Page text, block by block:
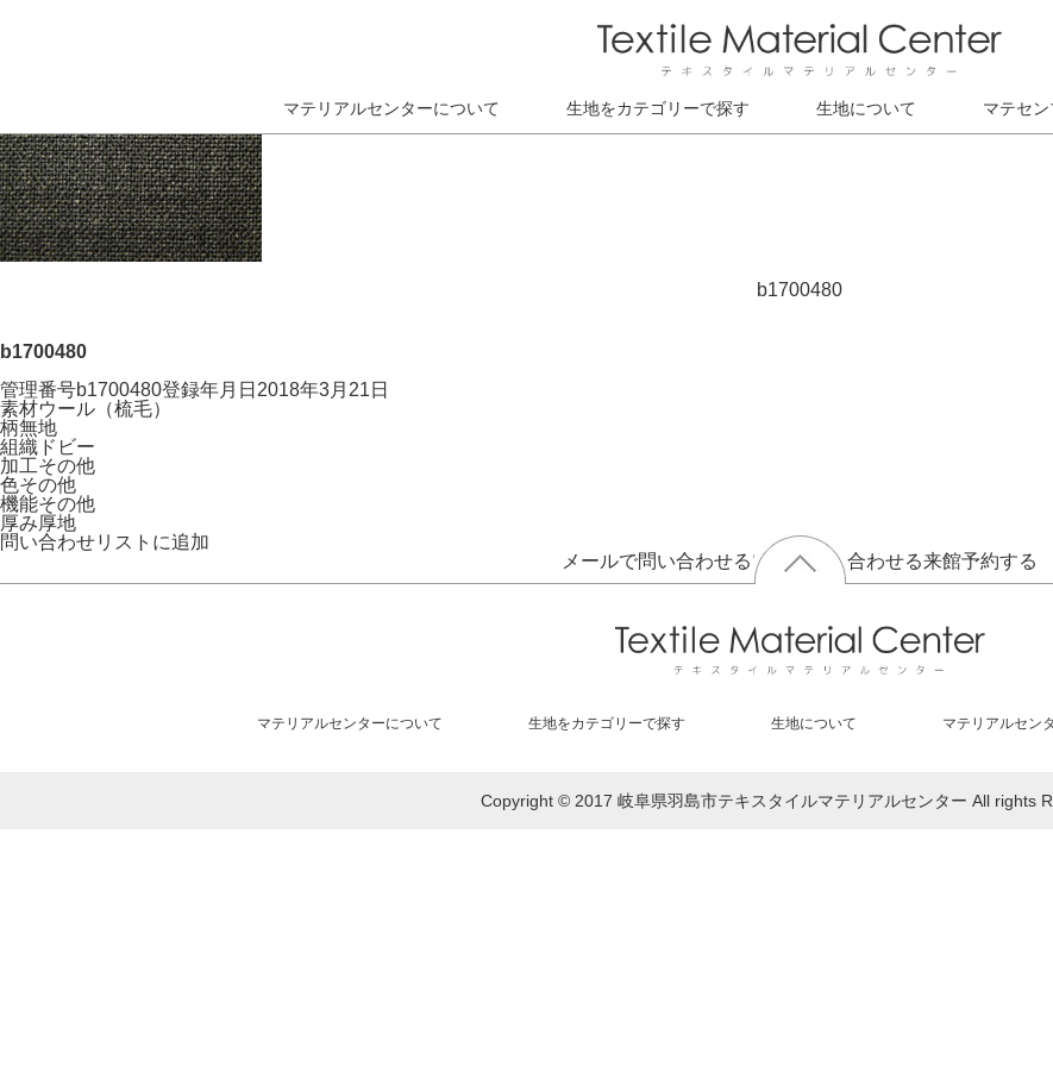
マテリアルセンターについて 生地をカテゴリーで探す 生地について マテセ
b1700480
b1700480
管理番号b1700480登録年月日 2018年3月21日
素材ウール（梳毛）
柄無地
組織 ドビー
加工その他
色その他
機能その他
厚み厚地
問い合わせリストに追加
メールで問い合わせる電話で問い合わせる来館予約する
マテリアルセンターについて 生地をカテゴリーで探す 生地について マテリアルセン
Copyright © 2017 岐阜県羽島市テキスタイルマテリアルセンター All rights